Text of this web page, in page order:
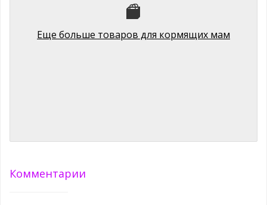
Молокоотсос электронный двухфазный Swing Maxi с
возможностью двойного сцеживания Medela
8900 руб.
Еще больше товаров для кормящих мам
Комментарии